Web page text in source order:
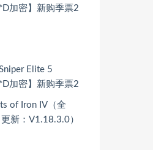
Elite 5
加密】新购季票2